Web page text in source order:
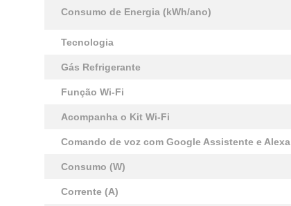
Consumo de Energia (kWh/ano)
Tecnologia
Gás Refrigerante
Função Wi-Fi
Acompanha o Kit Wi-Fi
Comando de voz com Google Assistente e Alexa
Consumo (W)
Corrente (A)